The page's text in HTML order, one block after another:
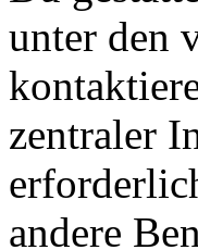
unter den
zentraler
andere